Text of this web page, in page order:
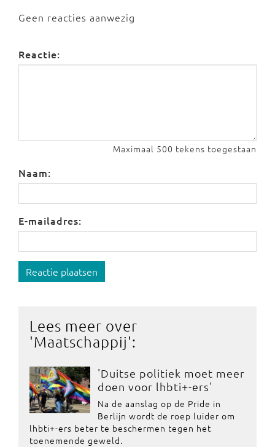
Geen reacties aanwezig
Reactie:
Maximaal 500 tekens toegestaan
Naam:
E-mailadres:
Reactie plaatsen
Lees meer over
'Maatschappij':
'Duitse politiek moet meer
doen voor lhbti+-ers'
Na de aanslag op de Pride in
Berlijn wordt de roep luider om
lhbti+-ers beter te beschermen tegen het
toenemende geweld.